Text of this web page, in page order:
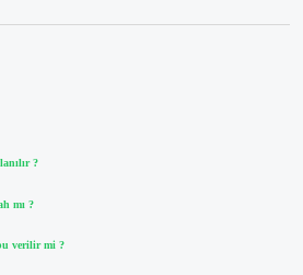
?
mı ?
verilir mi ?